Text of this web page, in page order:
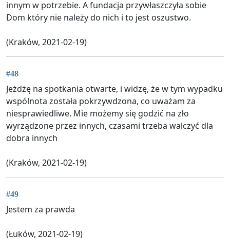
innym w potrzebie. A fundacja przywłaszczyła sobie
Dom który nie należy do nich i to jest oszustwo.
(Kraków, 2021-02-19)
#48
Jeżdżę na spotkania otwarte, i widzę, że w tym wypadku
wspólnota została pokrzywdzona, co uważam za
niesprawiedliwe. Mie możemy się godzić na zło
wyrządzone przez innych, czasami trzeba walczyć dla
dobra innych
(Kraków, 2021-02-19)
#49
Jestem za prawda
(Łuków, 2021-02-19)